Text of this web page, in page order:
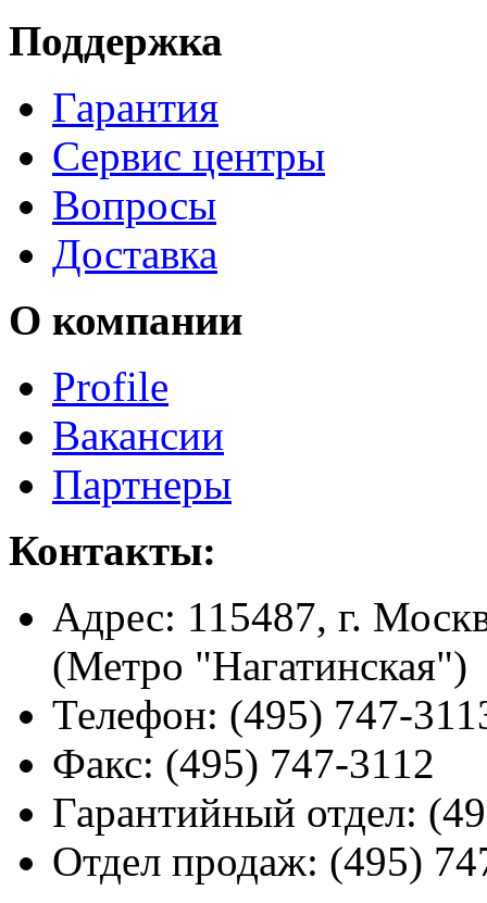
Поддержка
Гарантия
Сервис центры
Вопросы
Доставка
О компании
Profile
Вакансии
Партнеры
Контакты:
Адрес: 115487, г.
(Метро "Нагатинская")
Телефон: (495) 747-
Факс: (495) 747-3112
Гарантийный отдел:
Отдел продаж: (495)